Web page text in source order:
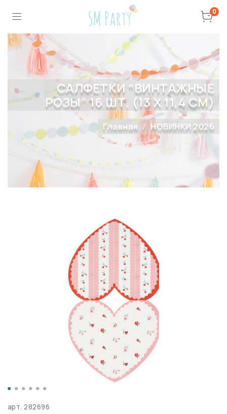
0
САЛФЕТКИ “ВИНТАЖНЫЕ
РОЗЫ” 16 ШТ. (13 Х 11,4 СМ)
Главная НОВИНКИ 2026
арт.282696